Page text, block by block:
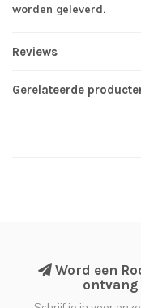
worden geleverd.
Reviews
Gerelateerde
Word een